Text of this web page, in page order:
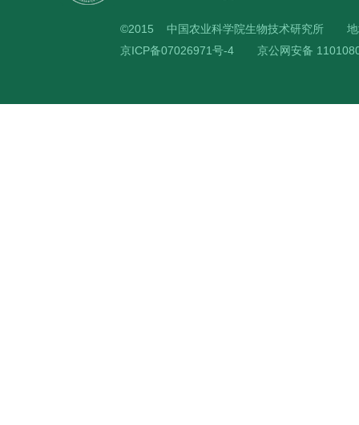
©2015 中国农业科学院生物技术研究所
京ICP备07026971号-4
京公网安备